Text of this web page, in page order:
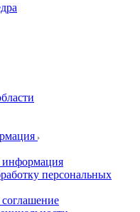
информация
персональных
соглашение